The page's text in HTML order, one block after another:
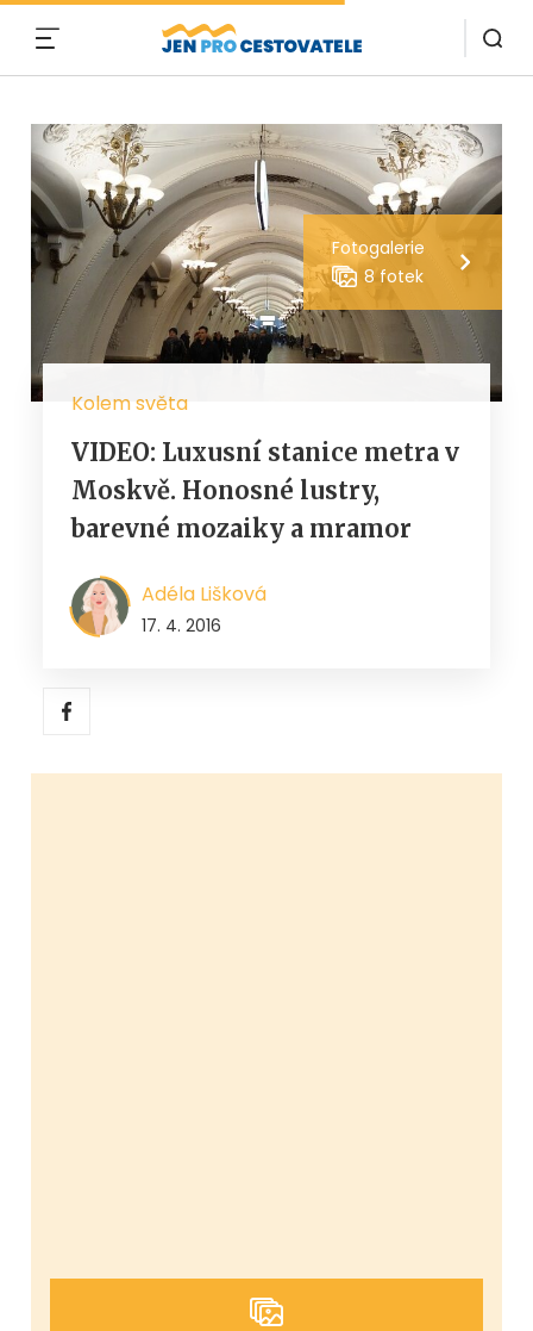
Fotogalerie
8 fotek
Kolem světa
VIDEO: Luxusní stanice metra v
Moskvě. Honosné lustry,
barevné mozaiky a mramor
Adéla Lišková
17. 4. 2016